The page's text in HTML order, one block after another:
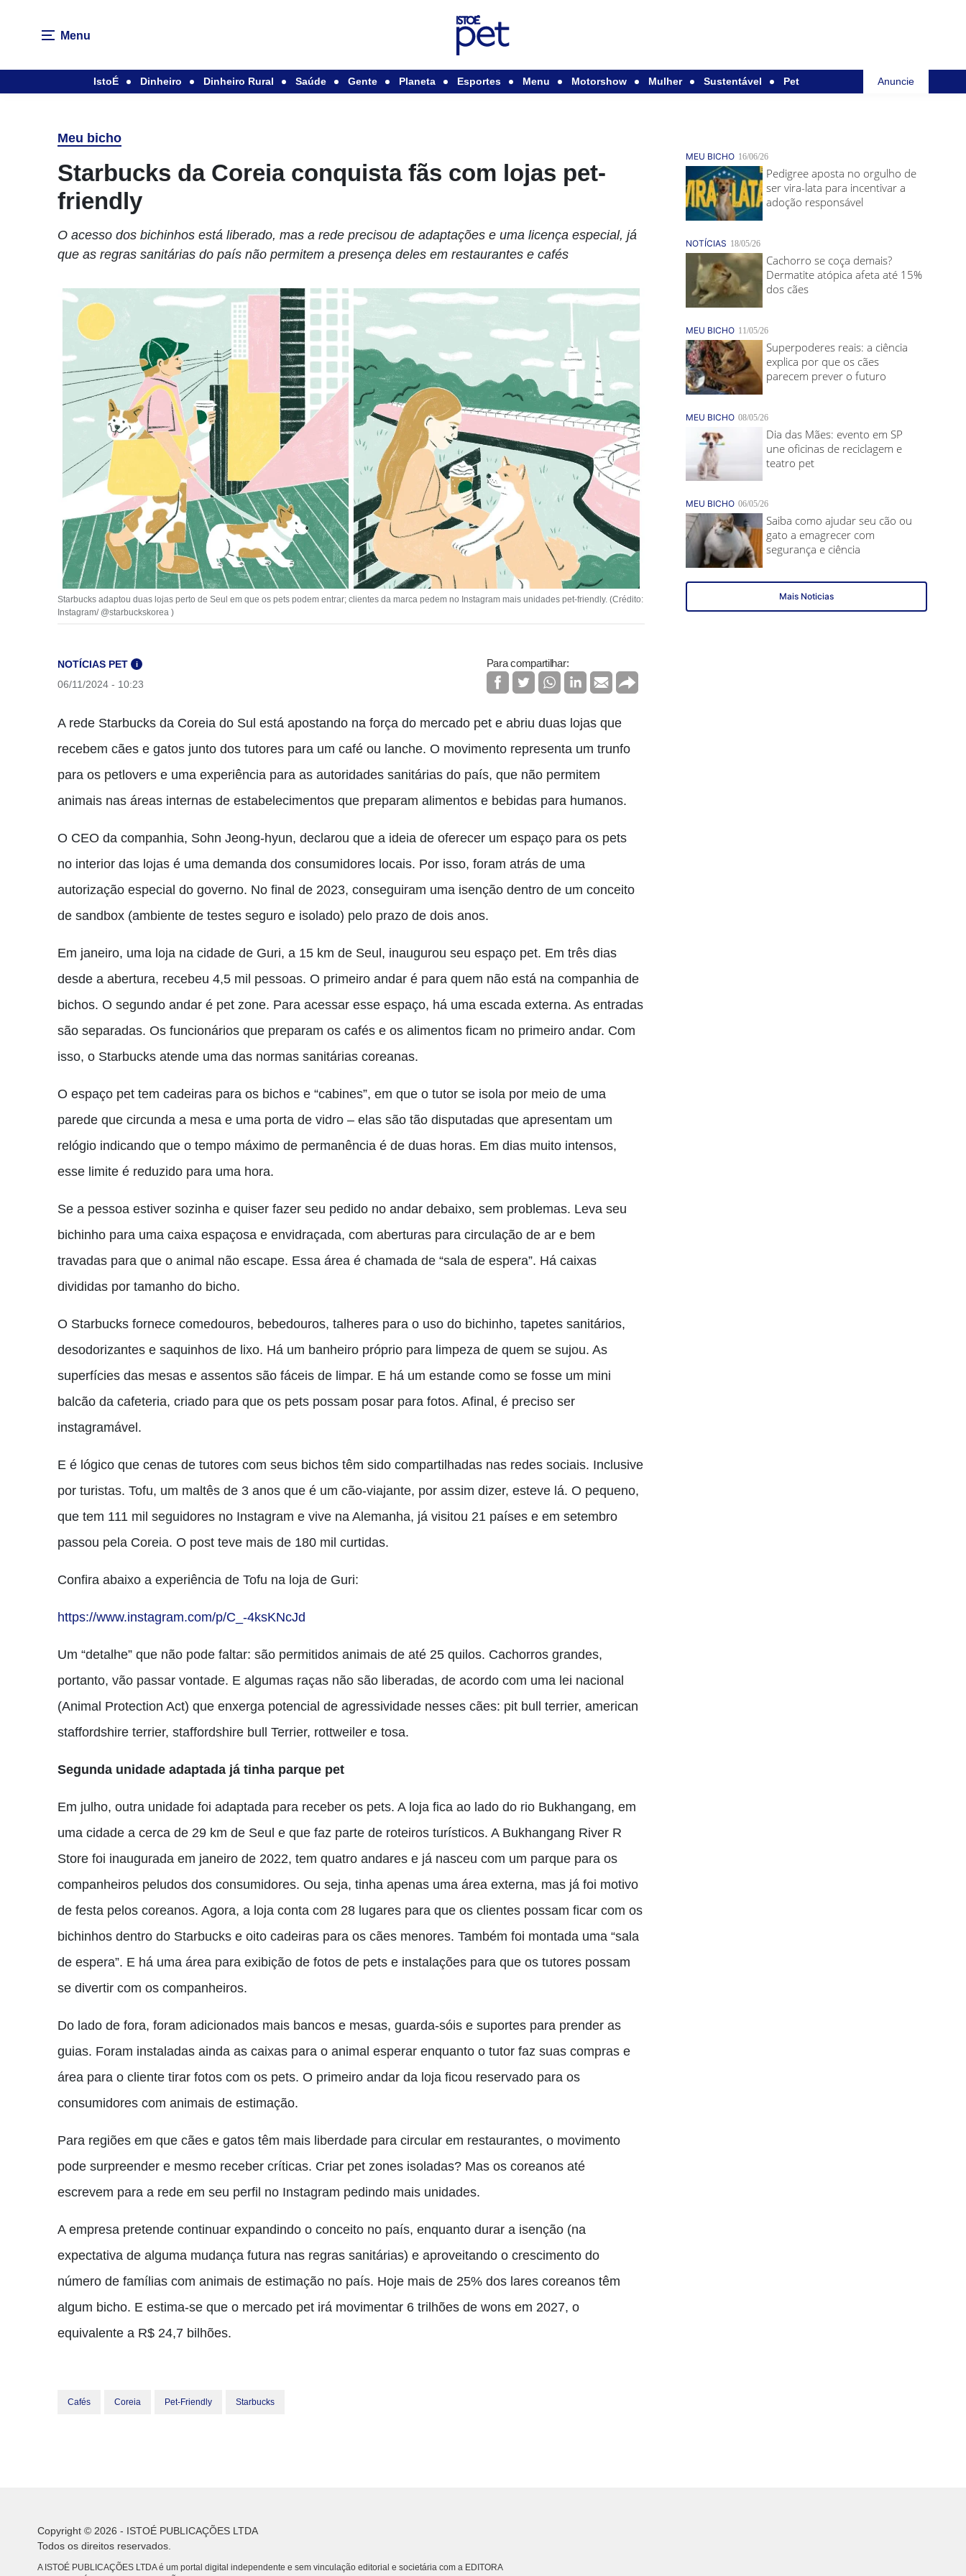
Menu
IstoÉ Dinheiro Dinheiro Rural Saúde Gente Planeta Esportes Menu Motorshow Mulher Sustentável Pet Anuncie
Meu bicho
Starbucks da Coreia conquista fãs com lojas pet-
friendly
O acesso dos bichinhos está liberado, mas a rede precisou de adaptações e uma licença especial, já
que as regras sanitárias do país não permitem a presença deles em restaurantes e cafés
Starbucks adaptou duas lojas perto de Seul em que os pets podem entrar; clientes da marca pedem no Instagram mais unidades pet-friendly. (Crédito:
Instagram/ @starbuckskorea )
NOTÍCIAS PET i
06/11/2024 - 10:23
Para compartilhar:
A rede Starbucks da Coreia do Sul está apostando na força do mercado pet e abriu duas lojas que
recebem cães e gatos junto dos tutores para um café ou lanche. O movimento representa um trunfo
para os petlovers e uma experiência para as autoridades sanitárias do país, que não permitem
animais nas áreas internas de estabelecimentos que preparam alimentos e bebidas para humanos.
O CEO da companhia, Sohn Jeong-hyun, declarou que a ideia de oferecer um espaço para os pets
no interior das lojas é uma demanda dos consumidores locais. Por isso, foram atrás de uma
autorização especial do governo. No final de 2023, conseguiram uma isenção dentro de um conceito
de sandbox (ambiente de testes seguro e isolado) pelo prazo de dois anos.
Em janeiro, uma loja na cidade de Guri, a 15 km de Seul, inaugurou seu espaço pet. Em três dias
desde a abertura, recebeu 4,5 mil pessoas. O primeiro andar é para quem não está na companhia de
bichos. O segundo andar é pet zone. Para acessar esse espaço, há uma escada externa. As entradas
são separadas. Os funcionários que preparam os cafés e os alimentos ficam no primeiro andar. Com
isso, o Starbucks atende uma das normas sanitárias coreanas.
O espaço pet tem cadeiras para os bichos e “cabines”, em que o tutor se isola por meio de uma
parede que circunda a mesa e uma porta de vidro – elas são tão disputadas que apresentam um
relógio indicando que o tempo máximo de permanência é de duas horas. Em dias muito intensos,
esse limite é reduzido para uma hora.
Se a pessoa estiver sozinha e quiser fazer seu pedido no andar debaixo, sem problemas. Leva seu
bichinho para uma caixa espaçosa e envidraçada, com aberturas para circulação de ar e bem
travadas para que o animal não escape. Essa área é chamada de “sala de espera”. Há caixas
divididas por tamanho do bicho.
O Starbucks fornece comedouros, bebedouros, talheres para o uso do bichinho, tapetes sanitários,
desodorizantes e saquinhos de lixo. Há um banheiro próprio para limpeza de quem se sujou. As
superfícies das mesas e assentos são fáceis de limpar. E há um estande como se fosse um mini
balcão da cafeteria, criado para que os pets possam posar para fotos. Afinal, é preciso ser
instagramável.
E é lógico que cenas de tutores com seus bichos têm sido compartilhadas nas redes sociais. Inclusive
por turistas. Tofu, um maltês de 3 anos que é um cão-viajante, por assim dizer, esteve lá. O pequeno,
que tem 111 mil seguidores no Instagram e vive na Alemanha, já visitou 21 países e em setembro
passou pela Coreia. O post teve mais de 180 mil curtidas.
Confira abaixo a experiência de Tofu na loja de Guri:
https://www.instagram.com/p/C_-4ksKNcJd
Um “detalhe” que não pode faltar: são permitidos animais de até 25 quilos. Cachorros grandes,
portanto, vão passar vontade. E algumas raças não são liberadas, de acordo com uma lei nacional
(Animal Protection Act) que enxerga potencial de agressividade nesses cães: pit bull terrier, american
staffordshire terrier, staffordshire bull Terrier, rottweiler e tosa.
Segunda unidade adaptada já tinha parque pet
Em julho, outra unidade foi adaptada para receber os pets. A loja fica ao lado do rio Bukhangang, em
uma cidade a cerca de 29 km de Seul e que faz parte de roteiros turísticos. A Bukhangang River R
Store foi inaugurada em janeiro de 2022, tem quatro andares e já nasceu com um parque para os
companheiros peludos dos consumidores. Ou seja, tinha apenas uma área externa, mas já foi motivo
de festa pelos coreanos. Agora, a loja conta com 28 lugares para que os clientes possam ficar com os
bichinhos dentro do Starbucks e oito cadeiras para os cães menores. Também foi montada uma “sala
de espera”. E há uma área para exibição de fotos de pets e instalações para que os tutores possam
se divertir com os companheiros.
Do lado de fora, foram adicionados mais bancos e mesas, guarda-sóis e suportes para prender as
guias. Foram instaladas ainda as caixas para o animal esperar enquanto o tutor faz suas compras e
área para o cliente tirar fotos com os pets. O primeiro andar da loja ficou reservado para os
consumidores com animais de estimação.
Para regiões em que cães e gatos têm mais liberdade para circular em restaurantes, o movimento
pode surpreender e mesmo receber críticas. Criar pet zones isoladas? Mas os coreanos até
escrevem para a rede em seu perfil no Instagram pedindo mais unidades.
A empresa pretende continuar expandindo o conceito no país, enquanto durar a isenção (na
expectativa de alguma mudança futura nas regras sanitárias) e aproveitando o crescimento do
número de famílias com animais de estimação no país. Hoje mais de 25% dos lares coreanos têm
algum bicho. E estima-se que o mercado pet irá movimentar 6 trilhões de wons em 2027, o
equivalente a R$ 24,7 bilhões.
Cafés Coreia Pet-Friendly Starbucks
Copyright © 2026 - ISTOÉ PUBLICAÇÕES LTDA
Todos os direitos reservados.
A ISTOÉ PUBLICAÇÕES LTDA é um portal digital independente e sem vinculação editorial e societária com a EDITORA